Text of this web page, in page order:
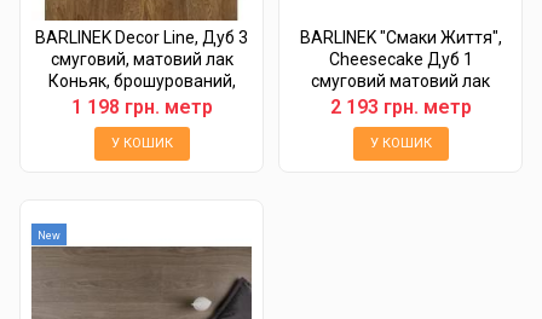
BARLINEK Decor Line, Дуб 3
смуговий, матовий лак
Коньяк, брошурований,
FAMILY
1 198 грн. метр
У КОШИК
BARLINEK "Смаки Життя",
Cheesecake Дуб 1
смуговий матовий лак
white-wash, FAMILY
2 193 грн. метр
У КОШИК
New